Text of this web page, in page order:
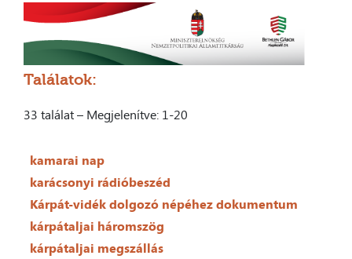
Találatok:
33 találat – Megjelenítve: 1-20
kamarai nap
karácsonyi rádióbeszéd
Kárpát-vidék dolgozó népéhez dokumentum
kárpátaljai háromszög
kárpátaljai megszállás